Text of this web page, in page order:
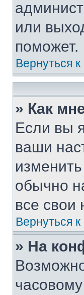
или
поможет.
Вернуться
» Как
Если вы
ваши
обычно
все свои
Вернуться
» На